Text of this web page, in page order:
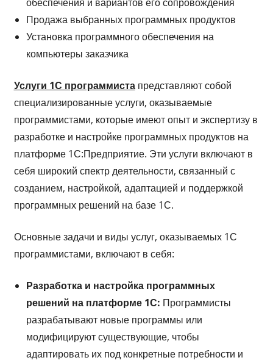
Продажа выбранных программных продуктов
Установка программного обеспечения на
компьютеры заказчика
Услуги 1С программистапредставляют собой
специализированные услуги, оказываемые
программистами, которые имеют опыт и экспертизу в
разработке и настройке программных продуктов на
платформе 1С:Предприятие. Эти услуги включают в
себя широкий спектр деятельности, связанный с
созданием, настройкой, адаптацией и поддержкой
программных решений на базе 1С.
Основные задачи и виды услуг, оказываемых 1С
программистами, включают в себя:
Разработка и настройка программных
решений на платформе 1С: Программисты
разрабатывают новые программы или
модифицируют существующие, чтобы
адаптировать их под конкретные потребности и